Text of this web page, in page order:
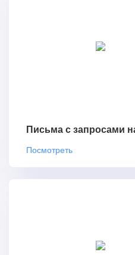
Письма с запросами
Посмотреть